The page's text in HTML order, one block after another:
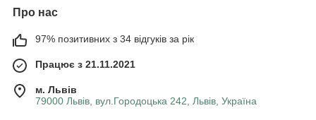
Про нас
97% позитивних з 34 відгуків за рік
Працює з 21.11.2021
м. Львів
79000 Львів, вул.Городоцька 242, Львів, Україна